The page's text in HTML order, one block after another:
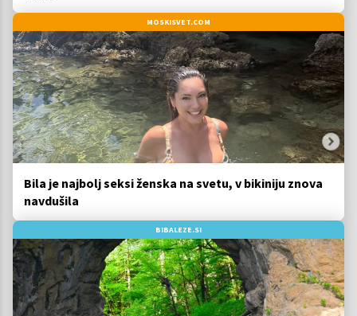
MOSKISVET.COM
Bila je najbolj seksi ženska na svetu, v bikiniju znova
navdušila
BIBALEZE.SI